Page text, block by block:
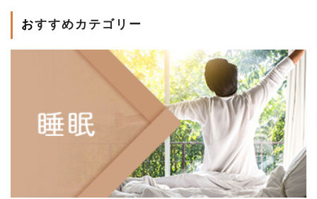
おすすめカテゴリー